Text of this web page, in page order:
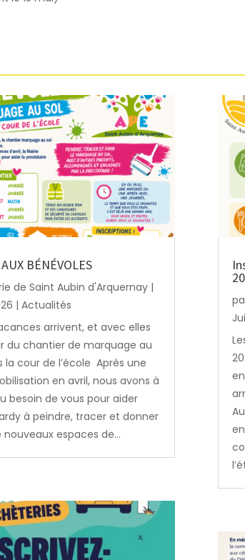
BÉNÉVOLES
de Saint Aubin d'Arquernay|
| Actualités
arrivent, et avec elles
du chantier de marquage au
la cour de l’école Après une
en avril, nous avons à
besoin de vous pour aider
à peindre, tracer et donner
nouveaux espaces de...